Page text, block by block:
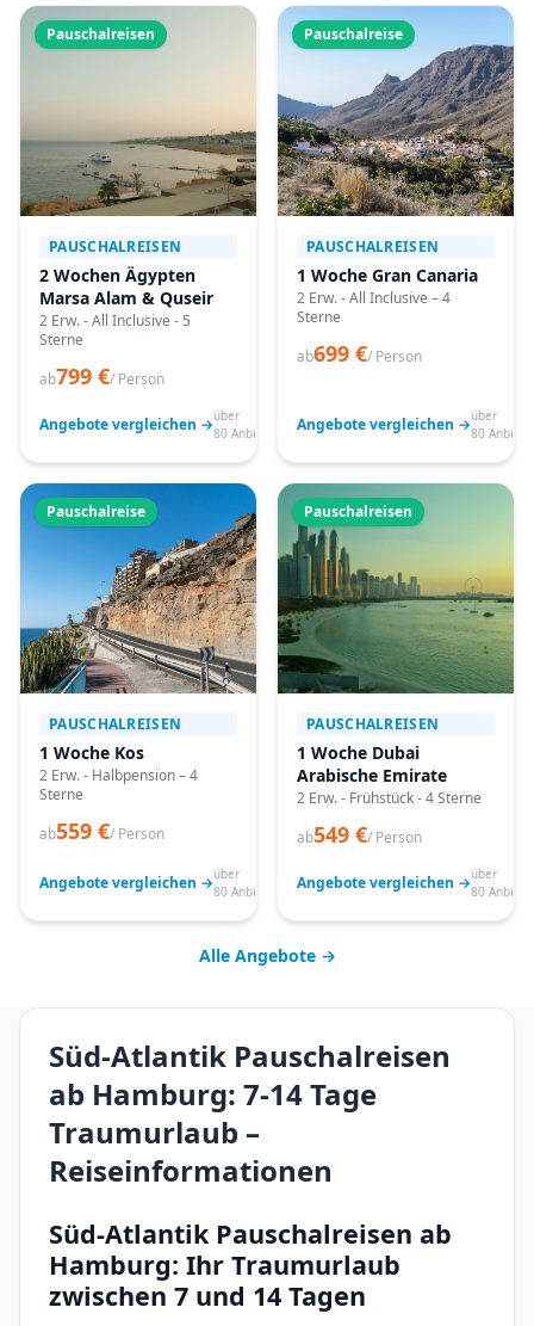
Pauschalreisen
PAUSCHALREISEN
2 Wochen Ägypten
Marsa Alam & Quseir
2 Erw. - All Inclusive - 5
Sterne
ab799 €/ Person
Angebote vergleichen →über
80 Anbieter
Pauschalreise
PAUSCHALREISEN
1 Woche Gran Canaria
2 Erw. - All Inclusive – 4
Sterne
ab699 €/ Person
Angebote vergleichen →über
80
Pauschalreise
PAUSCHALREISEN
1 Woche Kos
2 Erw. - Halbpension – 4
Sterne
ab559 €/ Person
Angebote vergleichen →über
80 Anbieter
Pauschalreisen
PAUSCHALREISEN
1 Woche Dubai
Arabische Emirate
2 Erw. - Frühstück - 4 Sterne
ab549 €/ Person
Angebote vergleichen →über
80
Alle Angebote →
Süd-Atlantik Pauschalreisen
ab Hamburg: 7-14 Tage
Traumurlaub –
Reiseinformationen
Süd-Atlantik Pauschalreisen ab
Hamburg: Ihr Traumurlaub
zwischen 7 und 14 Tagen